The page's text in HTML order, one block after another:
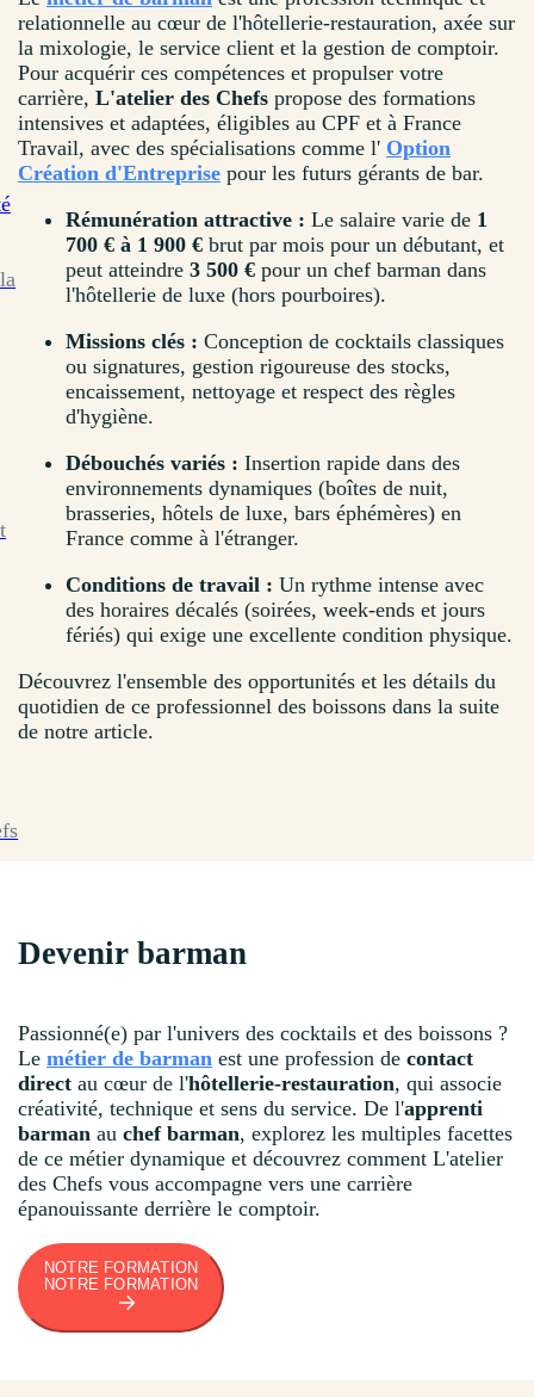
relationnelle au cœur de l'hôtellerie-restauration, axée sur
la mixologie, le service client et la gestion de comptoir.
Pour acquérir ces compétences et propulser votre
carrière, L'atelier des Chefs propose des formations
intensives et adaptées, éligibles au CPF et à France
Travail, avec des spécialisations comme l' Option
Création d'Entreprise pour les futurs gérants de bar.
Rémunération attractive : Le salaire varie de 1
700 € à 1 900 € brut par mois pour un débutant, et
peut atteindre 3 500 € pour un chef barman dans
l'hôtellerie de luxe (hors pourboires).
Missions clés : Conception de cocktails classiques
ou signatures, gestion rigoureuse des stocks,
encaissement, nettoyage et respect des règles
d'hygiène.
Débouchés variés : Insertion rapide dans des
environnements dynamiques (boîtes de nuit,
brasseries, hôtels de luxe, bars éphémères) en
France comme à l'étranger.
Conditions de travail : Un rythme intense avec
des horaires décalés (soirées, week-ends et jours
fériés) qui exige une excellente condition physique.
Découvrez l'ensemble des opportunités et les détails du
quotidien de ce professionnel des boissons dans la suite
de notre article.
Devenir barman
Passionné(e) par l'univers des cocktails et des boissons ?
Le métier de barman est une profession de contact
direct au cœur de l'hôtellerie-restauration, qui associe
créativité, technique et sens du service. De l'apprenti
barman au chef barman, explorez les multiples facettes
de ce métier dynamique et découvrez comment L'atelier
des Chefs vous accompagne vers une carrière
épanouissante derrière le comptoir.
NOTRE FORMATION
NOTRE FORMATION